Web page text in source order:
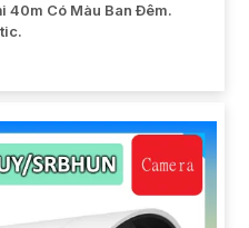
40m Có Màu Ban Ðêm.